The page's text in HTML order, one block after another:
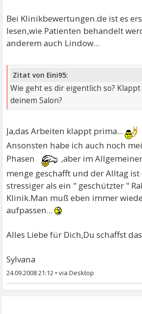
Bei Klinikbewertungen.de ist es
lesen,wie Patienten behandelt
anderem auch Lindow...
Zitat von Eini95:
Wie geht es dir eigentlich so?
deinem Salon?
Ja,das Arbeiten klappt prima...
Ansonsten habe ich auch noch
Phasen
,aber im
menge geschafft und der Alltag
stressiger als ein " geschützter "
Klinik.Man muß eben immer
aufpassen...
Alles Liebe für Dich,Du schaffst
Sylvana
24.09.2008 21:12 •